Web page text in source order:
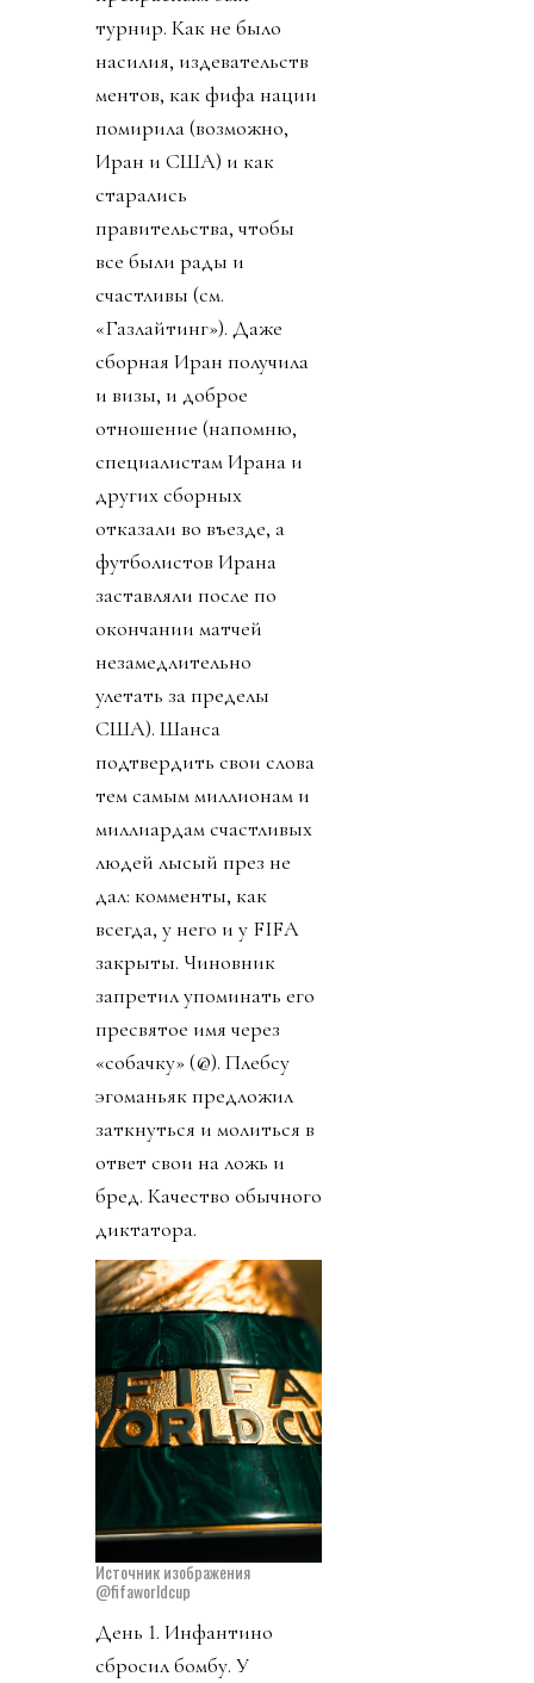
турнир. Как не было
насилия, издевательств
ментов, как фифа нации
помирила (возможно,
Иран и США) и как
старались
правительства, чтобы
все были рады и
счастливы (см.
«Газлайтинг»). Даже
сборная Иран получила
и визы, и доброе
отношение (напомню,
специалистам Ирана и
других сборных
отказали во въезде, а
футболистов Ирана
заставляли после по
окончании матчей
незамедлительно
улетать за пределы
США). Шанса
подтвердить свои слова
тем самым миллионам и
миллиардам счастливых
людей лысый през не
дал: комменты, как
всегда, у него и у FIFA
закрыты. Чиновник
запретил упоминать его
пресвятое имя через
«собачку» (@). Плебсу
эгоманьяк предложил
заткнуться и молиться в
ответ свои на ложь и
бред. Качество обычного
диктатора.
Источник изображения
@fifaworldcup
День 1. Инфантино
сбросил бомбу. У